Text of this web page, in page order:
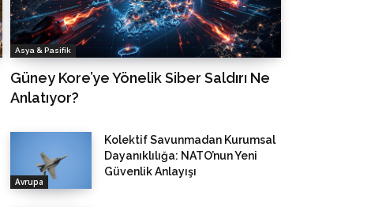
Asya & Pasifik
Güney Kore’ye Yönelik Siber Saldırı Ne
Anlatıyor?
Avrupa
Kolektif Savunmadan Kurumsal
Dayanıklılığa: NATO’nun Yeni
Güvenlik Anlayışı